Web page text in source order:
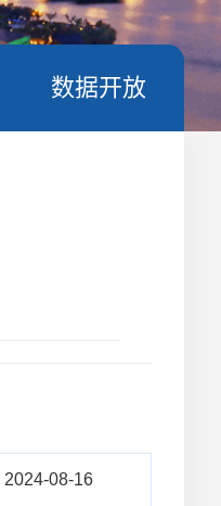
数据开放
2024-08-16